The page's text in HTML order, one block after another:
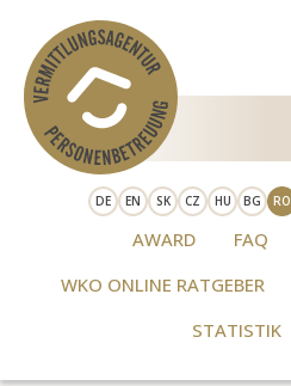
Skip to main content
DE EN SK CZ HU BG RO
AWARD FAQ
WKO ONLINE RATGEBER
STATISTIK